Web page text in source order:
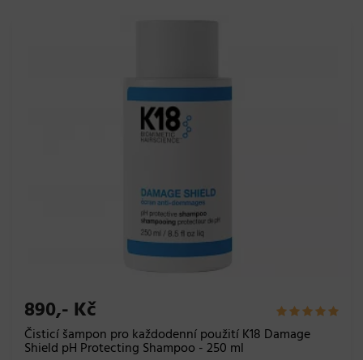
890,- Kč
Čisticí šampon pro každodenní použití K18 Damage
Shield pH Protecting Shampoo - 250 ml